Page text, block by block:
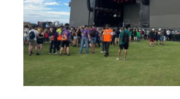
LED-videomuurweergave
LED -schermscherm